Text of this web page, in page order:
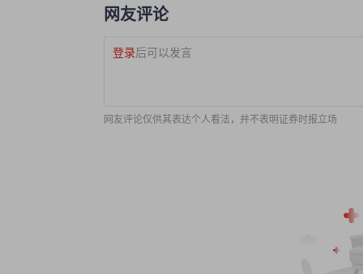
网友评论
登录后可以发言
网友评论仅供其表达个人看法，并不表明证券时报立场